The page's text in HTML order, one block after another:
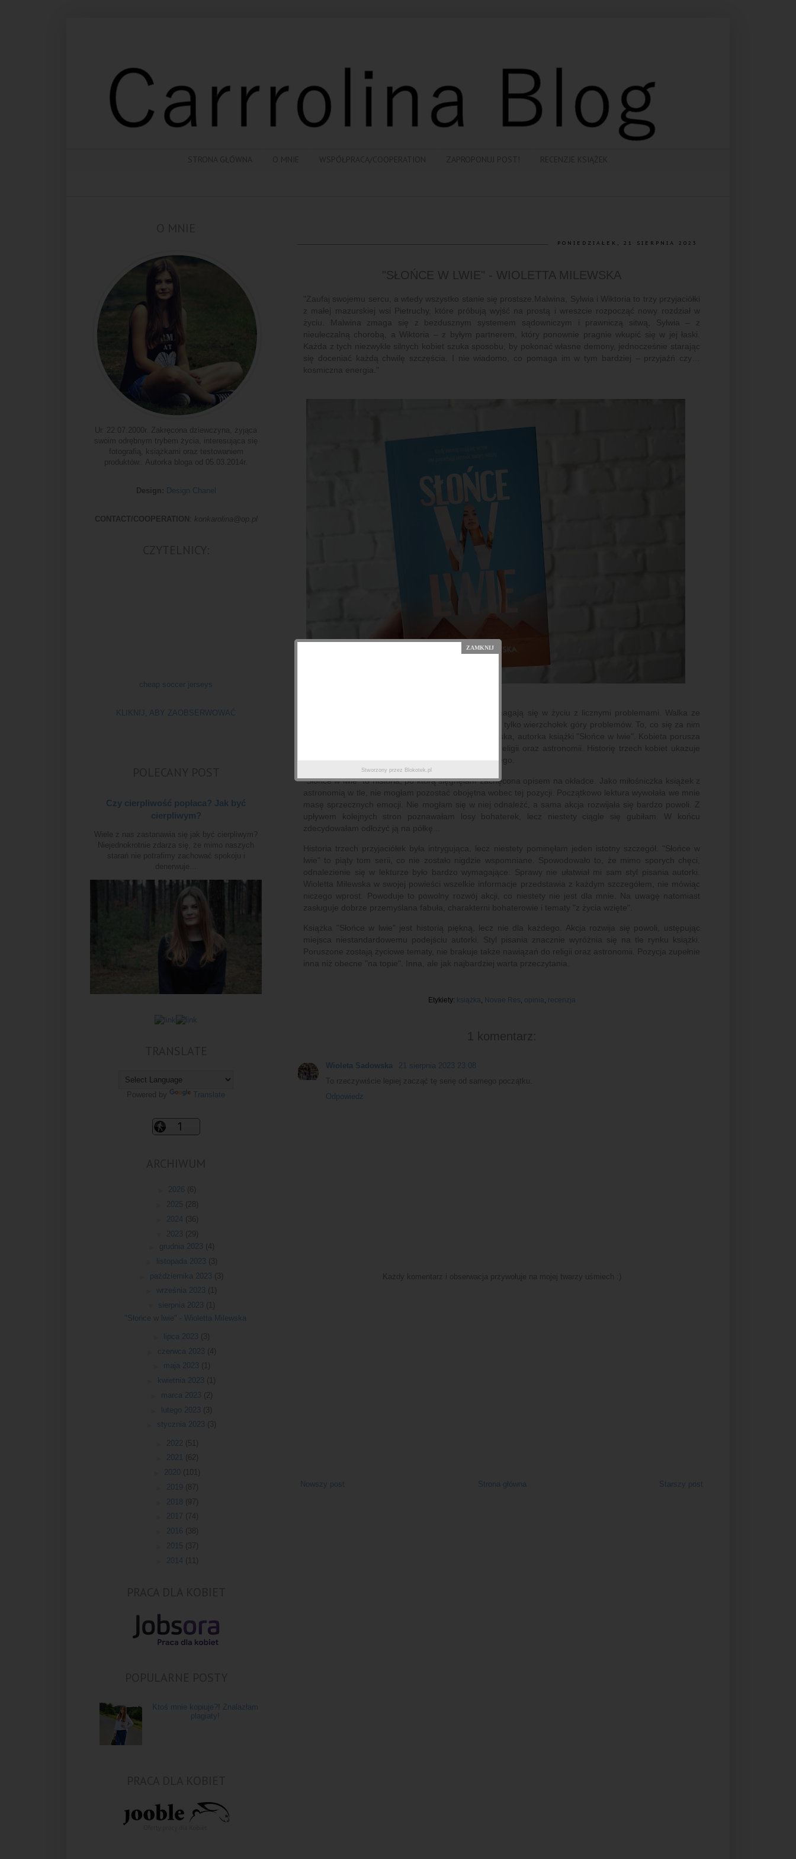
STRONA GŁÓWNA O MNIE WSPÓŁPRACA/COOPERATION ZAPROPONUJ POST! RECENZJE KSIĄŻEK
PONIEDZIAŁEK, 21 SIERPNIA 2023
"SŁOŃCE W LWIE" - WIOLETTA MILEWSKA
"Zaufaj swojemu sercu, a wtedy wszystko stanie się prostsze.Malwina, Sylwia i Wiktoria to trzy przyjaciółki
z małej mazurskiej wsi Pietruchy, które próbują wyjść na prostą i wreszcie rozpocząć nowy rozdział w
życiu. Malwina zmaga się z bezdusznym systemem sądowniczym i prawniczą sitwą, Sylwia – z
nieuleczalną chorobą, a Wiktoria – z byłym partnerem, który ponownie pragnie wkupić się w jej łaski.
Każda z tych niezwykle silnych kobiet szuka sposobu, by pokonać własne demony, jednocześnie starając
się doceniać każdą chwilę szczęścia. I nie wiadomo, co pomaga im w tym bardziej – przyjaźń czy…
kosmiczna energia."
Trzy przyjaciółki - Sylwia, Malwina oraz Wiktoria zmagają się w życiu z licznymi problemami. Walka ze
sprawiedliwością, chorobą oraz byłymi partnerami to tylko wierzchołek góry problemów. To, co się za nim
kryje, w ciekawy sposób przedstawia Wioletta Milewska, autorka książki "Słońce w lwie". Kobieta porusza
liczne tematy, nawiązując przy tym do egzystencji, religii oraz astronomii. Historię trzech kobiet ukazuje
kreatywnie, przewijając w tle tematy istotne dla każdego.
"Słońce w lwie" to historia, po którą sięgnęłam zachęcona opisem na okładce. Jako miłośniczka książek z
astronomią w tle, nie mogłam pozostać obojętna wobec tej pozycji. Początkowo lektura wywołała we mnie
masę sprzecznych emocji. Nie mogłam się w niej odnaleźć, a sama akcja rozwijała się bardzo powoli. Z
upływem kolejnych stron poznawałam losy bohaterek, lecz niestety ciągle się gubiłam. W końcu
zdecydowałam odłożyć ją na półkę...
Historia trzech przyjaciółek była intrygująca, lecz niestety pominęłam jeden istotny szczegół. "Słońce w
lwie" to piąty tom serii, co nie zostało nigdzie wspomniane. Spowodowało to, że mimo sporych chęci,
odnalezienie się w lekturze było bardzo wymagające. Sprawy nie ułatwiał mi sam styl pisania autorki.
Wioletta Milewska w swojej powieści wszelkie informacje przedstawia z każdym szczegółem, nie mówiąc
niczego wprost. Powoduje to powolny rozwój akcji, co niestety nie jest dla mnie. Na uwagę natomiast
zasługuje dobrze przemyślana fabuła, charakterni bohaterowie i tematy "z życia wzięte".
Książka "Słońce w lwie" jest historią piękną, lecz nie dla każdego. Akcja rozwija się powoli, ustępując
miejsca niestandardowemu podejściu autorki. Styl pisania znacznie wyróżnia się na tle rynku książki.
Poruszone zostają życiowe tematy, nie brakuje także nawiązań do religii oraz astronomii. Pozycja zupełnie
inna niż obecne "na topie". Inna, ale jak najbardziej warta przeczytania.
Etykiety: książka Novae Res opinia recenzja
1 komentarz:
Wioleta Sadowska
21 sierpnia 2023 23:08
To rzeczywiście lepiej zacząć tę serię od samego początku.
Odpowiedz
Każdy komentarz i obserwacja przywołuje na mojej twarzy uśmiech :)
Nowszy post Starszy post
Strona główna
Ur. 22.07.2000r. Zakręcona dziewczyna, żyjąca
swoim odrębnym trybem życia, interesująca się
fotografią, książkami oraz testowaniem
produktów.. Autorka bloga od 05.03.2014r.
Design: Design Chanel
CONTACT/COOPERATION konkarolina@op.pl
cheap soccer jerseys
KLIKNIJ, ABY ZAOBSERWOWAĆ
Czy cierpliwość popłaca? Jak być
cierpliwym?
Wiele z nas zastanawia się jak być cierpliwym?
Niejednokrotnie zdarza się, że mimo naszych
starań nie potrafimy zachować spokoju i
denerwuje...
Powered by Translate
Stworzony przez Blokotek.pl
2026 (6)
2025 (28)
2024 (36)
2023 (29)
grudnia 2023 (4)
listopada 2023 (3)
października 2023 (3)
►września 2023 (1)
sierpnia 2023 (1)
"Słońce w lwie" - Wioletta Milewska
lipca 2023 (3)
czerwca 2023 (4)
maja 2023 (1)
kwietnia 2023 (1)
marca 2023 (2)
lutego 2023 (3)
stycznia 2023 (3)
2022 (51)
2021 (62)
2020 (101)
2019 (87)
2018 (97)
2017 (74)
2016 (38)
2015 (37)
2014 (11)
Ktoś mnie kopiuje?! Znalazłam
plagiaty!